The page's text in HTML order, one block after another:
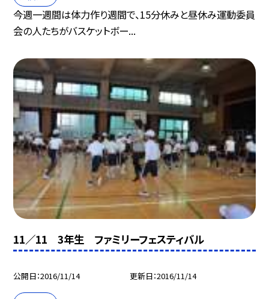
今週一週間は体力作り週間で、15分休みと昼休み運動委員
会の人たちがバスケットボー...
11／11 3年生 ファミリーフェスティバル
公開日 2016/11/14 更新日 2016/11/14